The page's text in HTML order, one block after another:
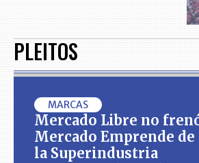
PLEITOS
MARCAS
Mercado Libre no
Mercado Emprende de
la Superindustria